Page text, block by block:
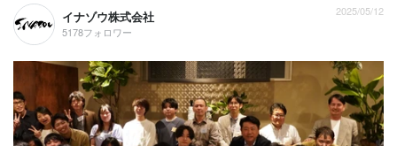
イナゾウ株式会社
5178フォロワー
2025/05/12